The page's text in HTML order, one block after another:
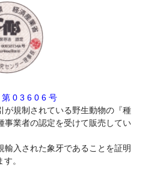
0 3 6 0 6 号
が規制されている野生動物の『種
事業者の認定を受けて販売してい
入された象牙であることを証明
。